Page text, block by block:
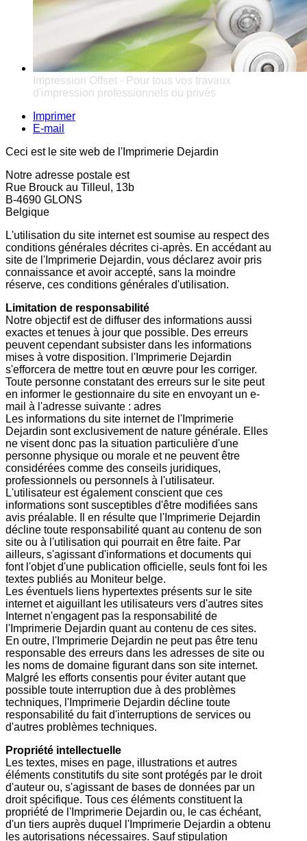
Impression Offset - Pour tous vos travaux
d'impression professionnels ou privés
Imprimer
E-mail
Ceci est le site web de l'Imprimerie Dejardin
Notre adresse postale est
Rue Brouck au Tilleul, 13b
B-4690 GLONS
Belgique
L'utilisation du site internet est soumise au respect des
conditions générales décrites ci-après. En accédant au
site de l'Imprimerie Dejardin, vous déclarez avoir pris
connaissance et avoir accepté, sans la moindre
réserve, ces conditions générales d'utilisation.
Limitation de responsabilité
Notre objectif est de diffuser des informations aussi
exactes et tenues à jour que possible. Des erreurs
peuvent cependant subsister dans les informations
mises à votre disposition. l'Imprimerie Dejardin
s'efforcera de mettre tout en œuvre pour les corriger.
Toute personne constatant des erreurs sur le site peut
en informer le gestionnaire du site en envoyant un e-
mail à l'adresse suivante : adres
Les informations du site internet de l'Imprimerie
Dejardin sont exclusivement de nature générale. Elles
ne visent donc pas la situation particulière d'une
personne physique ou morale et ne peuvent être
considérées comme des conseils juridiques,
professionnels ou personnels à l'utilisateur.
L'utilisateur est également conscient que ces
informations sont susceptibles d'être modifiées sans
avis préalable. Il en résulte que l'Imprimerie Dejardin
décline toute responsabilité quant au contenu de son
site ou à l'utilisation qui pourrait en être faite. Par
ailleurs, s'agissant d'informations et documents qui
font l'objet d'une publication officielle, seuls font foi les
textes publiés au Moniteur belge.
Les éventuels liens hypertextes présents sur le site
internet et aiguillant les utilisateurs vers d'autres sites
Internet n'engagent pas la responsabilité de
l'Imprimerie Dejardin quant au contenu de ces sites.
En outre, l'Imprimerie Dejardin ne peut pas être tenu
responsable des erreurs dans les adresses de site ou
les noms de domaine figurant dans son site internet.
Malgré les efforts consentis pour éviter autant que
possible toute interruption due à des problèmes
techniques, l'Imprimerie Dejardin décline toute
responsabilité du fait d'interruptions de services ou
d'autres problèmes techniques.
Propriété intellectuelle
Les textes, mises en page, illustrations et autres
éléments constitutifs du site sont protégés par le droit
d'auteur ou, s'agissant de bases de données par un
droit spécifique. Tous ces éléments constituent la
propriété de l'Imprimerie Dejardin ou, le cas échéant,
d'un tiers auprès duquel l'Imprimerie Dejardin a obtenu
les autorisations nécessaires. Sauf stipulation